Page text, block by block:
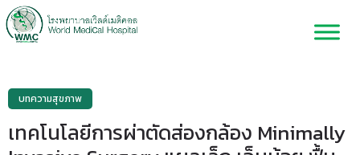
บทความสุขภาพ
เทคโนโลยีการผ่าตัดส่องกล้อง Minimally